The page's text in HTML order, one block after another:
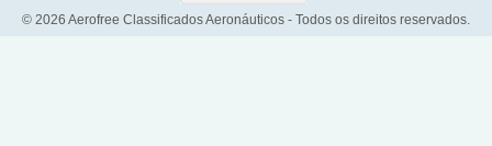
© 2026 Aerofree Classificados Aeronáuticos - Todos os direitos reservados.